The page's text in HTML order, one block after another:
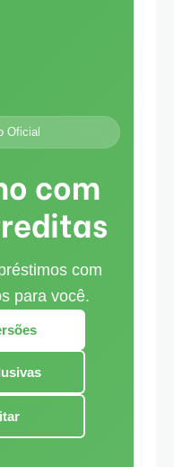
Oficial
com
com
para você.